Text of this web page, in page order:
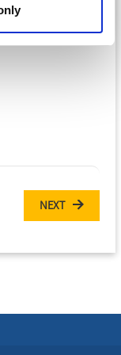
NEXT